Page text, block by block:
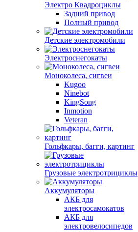
Электро Квадроциклы
Задний привод
Полный привод
Детские электромобили
Электроснегокаты
Моноколеса, сигвеи
Kugoo
Ninebot
KingSong
Inmotion
Veteran
Гольфкары, багги, картинг
Грузовые электротрициклы
Аккумуляторы
АКБ для
электросамокатов
АКБ для
электровелосипедов